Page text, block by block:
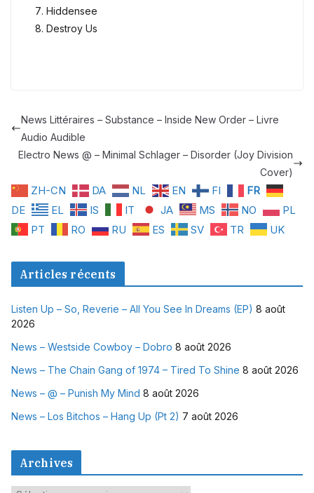
Hiddensee
Destroy Us
News Littéraires – Substance – Inside New Order – Livre
Audio Audible
Electro News @ – Minimal Schlager – Disorder (Joy Division
Cover)
ZH-CN DA NL EN FI
FR
DE
EL IS IT JA MS NO
PL
PT
RO RU ES SV TR UK
Articles récents
Listen Up – So, Reverie – All You See In Dreams (EP) 8 août
2026
News – Westside Cowboy – Dobro 8 août 2026
News – The Chain Gang of 1974 – Tired To Shine 8 août 2026
News – @ – Punish My Mind 8 août 2026
News – Los Bitchos – Hang Up (Pt 2) 7 août 2026
Archives